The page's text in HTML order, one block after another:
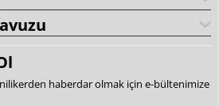
haberdar olmak için e-bültenimize